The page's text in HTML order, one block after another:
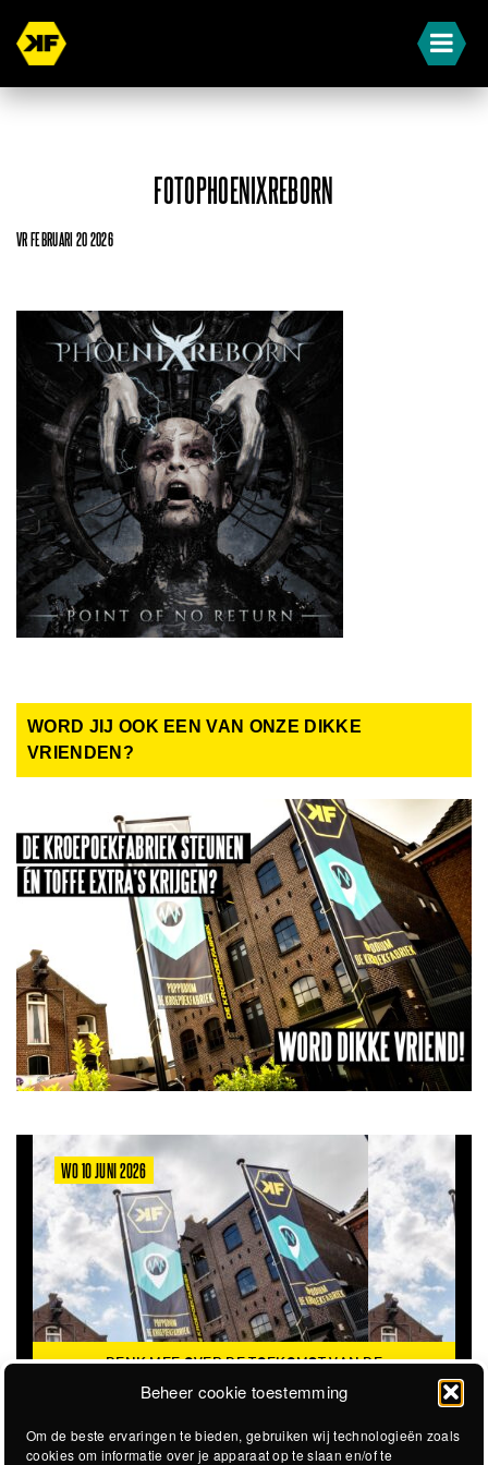
Beheer cookie toestemming
Om de beste ervaringen te bieden, gebruiken wij technologieën zoals
cookies om informatie over je apparaat op te slaan en/of te
FOTOPHOENIXREBORN
VR FEBRUARI 20 2026
WORD JIJ OOK EEN VAN ONZE DIKKE
VRIENDEN?
WO 10 JUNI 2026
DENK MEE OVER DE TOEKOMST VAN DE
KROEPOEKFABRIEK